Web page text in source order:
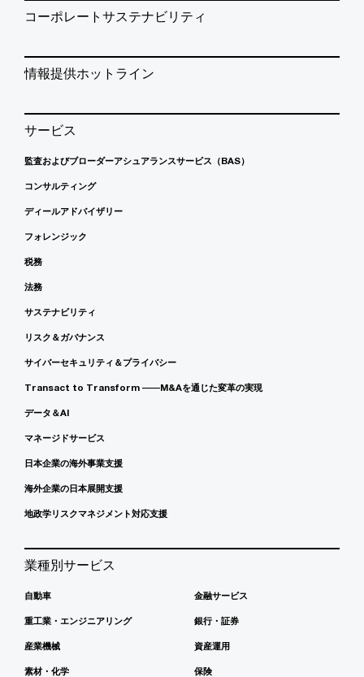
コーポレートサステナビリティ
情報提供ホットライン
サービス
監査およびブローダーアシュアランスサービス（BAS）
コンサルティング
ディールアドバイザリー
フォレンジック
税務
法務
サステナビリティ
リスク＆ガバナンス
サイバーセキュリティ＆プライバシー
Transact to Transform ――M&Aを通じた変革の実現
データ＆AI
マネージドサービス
日本企業の海外事業支援
海外企業の日本展開支援
地政学リスクマネジメント対応支援
業種別サービス
自動車
重工業・エンジニアリング
産業機械
素材・化学
金融サービス
銀行・証券
資産運用
保険